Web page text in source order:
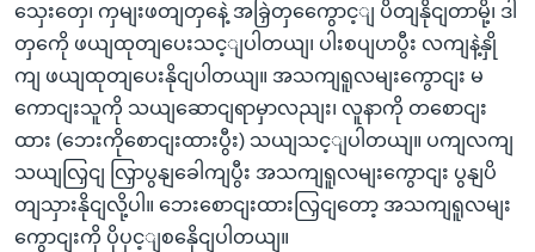
သှေးတှေ၊ ကှမျးဖတျတှနေဲ့ အခြှဲတှကွေောင့ျ ပိတျနိုငျတာမို့၊ ဒါ
တှကေို ဖယျထုတျပေးသင့ျပါတယျ၊ ပါးစပျဟပွီး လကျနဲ့နှို
ကျ ဖယျထုတျပေးနိုငျပါတယျ။ အသကျရူလမျးကွောငျး မ
ကောငျးသူကို သယျဆောငျရာမှာလညျး၊ လူနာကို တစောငျး
ထား (ဘေးကိုစောငျးထားပွီး) သယျသင့ျပါတယျ။ ပကျလကျ
သယျလြှငျ လြှာပွနျခေါကျပွီး အသကျရူလမျးကွောငျး ပွနျပိ
တျသှားနိုငျလို့ပါ။ ဘေးစောငျးထားလြှငျတော့ အသကျရူလမျး
ကွောငျးကို ပိုပှင့ျစနေိုငျပါတယျ။